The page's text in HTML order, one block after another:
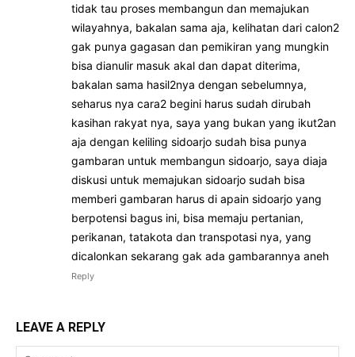
tidak tau proses membangun dan memajukan
wilayahnya, bakalan sama aja, kelihatan dari calon2
gak punya gagasan dan pemikiran yang mungkin
bisa dianulir masuk akal dan dapat diterima,
bakalan sama hasil2nya dengan sebelumnya,
seharus nya cara2 begini harus sudah dirubah
kasihan rakyat nya, saya yang bukan yang ikut2an
aja dengan keliling sidoarjo sudah bisa punya
gambaran untuk membangun sidoarjo, saya diaja
diskusi untuk memajukan sidoarjo sudah bisa
memberi gambaran harus di apain sidoarjo yang
berpotensi bagus ini, bisa memaju pertanian,
perikanan, tatakota dan transpotasi nya, yang
dicalonkan sekarang gak ada gambarannya aneh
Reply
LEAVE A REPLY